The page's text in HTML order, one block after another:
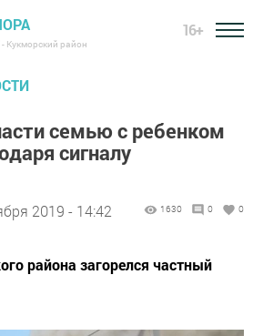
Кукморский район
16+
семью с ребенком
сигналу
2019 - 14:42 1630 0 0
района загорелся частный